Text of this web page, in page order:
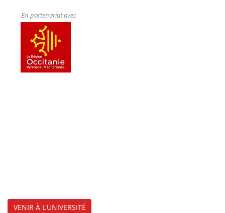
En partenariat avec
VENIR À L'UNIVERSITÉ